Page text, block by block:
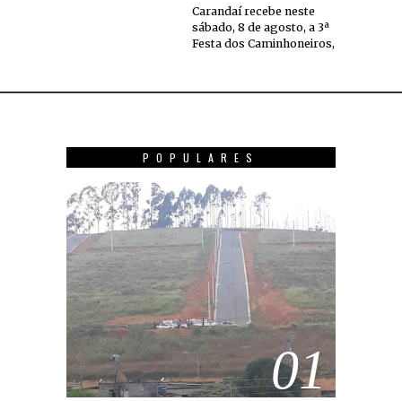
Carandaí recebe neste
sábado, 8 de agosto, a 3ª
Festa dos Caminhoneiros,
POPULARES
01